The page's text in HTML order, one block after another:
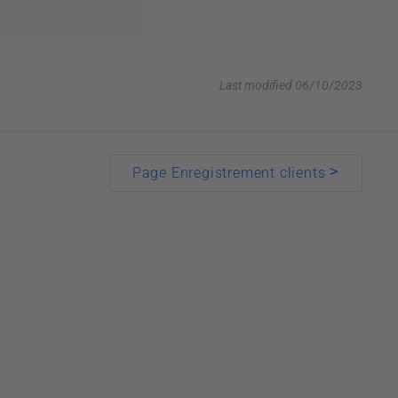
Last modified 06/10/2023
Page Enregistrement clients>